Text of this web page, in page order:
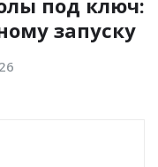
под ключ:
запуску